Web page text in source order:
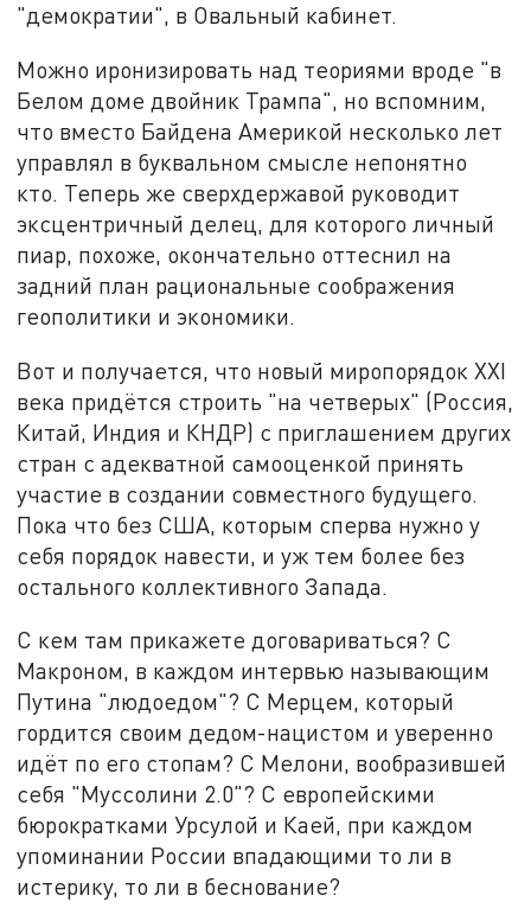
"демократии", в Овальный кабинет.
Можно иронизировать над теориями вроде "в
Белом доме двойник Трампа", но вспомним,
что вместо Байдена Америкой несколько лет
управлял в буквальном смысле непонятно
кто. Теперь же сверхдержавой руководит
эксцентричный делец, для которого личный
пиар, похоже, окончательно оттеснил на
задний план рациональные соображения
геополитики и экономики.
Вот и получается, что новый миропорядок XXI
века придётся строить "на четверых" (Россия,
Китай, Индия и КНДР) с приглашением других
стран с адекватной самооценкой принять
участие в создании совместного будущего.
Пока что без США, которым сперва нужно у
себя порядок навести, и уж тем более без
остального коллективного Запада.
С кем там прикажете договариваться? С
Макроном, в каждом интервью называющим
Путина "людоедом"? С Мерцем, который
гордится своим дедом-нацистом и уверенно
идёт по его стопам? С Мелони, вообразившей
себя "Муссолини 2.0"? С европейскими
бюрократками Урсулой и Каей, при каждом
упоминании России впадающими то ли в
истерику, то ли в беснование?